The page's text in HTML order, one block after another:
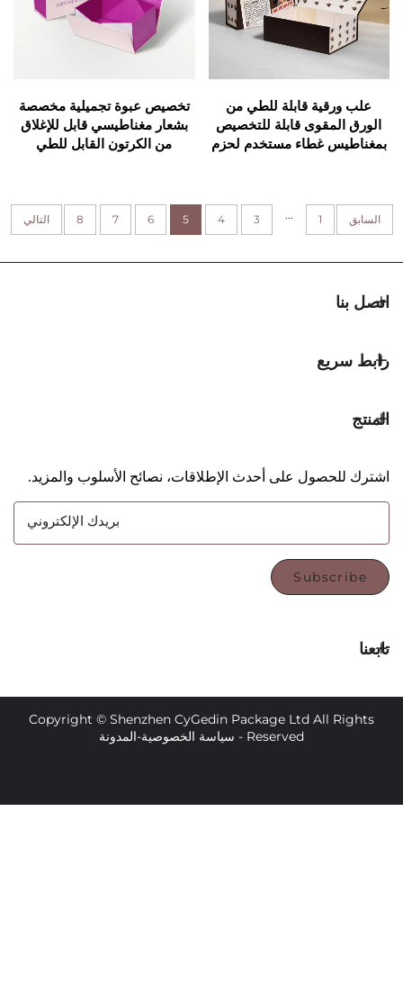
قابلة للطي من
قابلة للتخصيص
غطاء مستخدم لحزم
تخصيص عبوة تجميلية مخصصة
بشعار مغناطيسي قابل للإغلاق
من الكرتون القابل للطي
3
4
5
6
7
8 التالي
على أحدث الإطلاقات، نصائح الأسلوب والمزيد.
بريدك الإلكتروني
Copyright © Shenzhen CyGedin Package Ltd All
سياسة الخصوصية-المدونة